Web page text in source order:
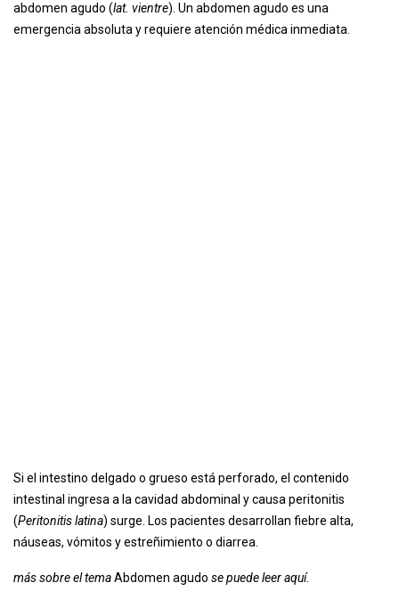
abdomen agudo (lat. vientre). Un abdomen agudo es una
emergencia absoluta y requiere atención médica inmediata.
Si el intestino delgado o grueso está perforado, el contenido
intestinal ingresa a la cavidad abdominal y causa peritonitis
(Peritonitis latina) surge. Los pacientes desarrollan fiebre alta,
náuseas, vómitos y estreñimiento o diarrea.
más sobre el temaAbdomen agudo se puede leer aquí.